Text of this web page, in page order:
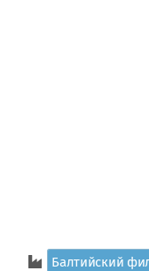
Балтийский